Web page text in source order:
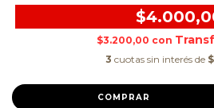
$3.200,00 con
3 cuotas sin interés de
COMPRAR